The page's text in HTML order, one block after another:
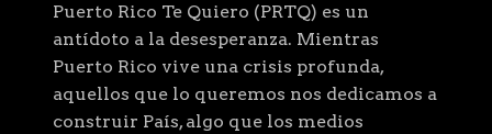
Puerto Rico Te Quiero (PRTQ) es un
antídoto a la desesperanza. Mientras
Puerto Rico vive una crisis profunda,
aquellos que lo queremos nos dedicamos a
construir País, algo que los medios